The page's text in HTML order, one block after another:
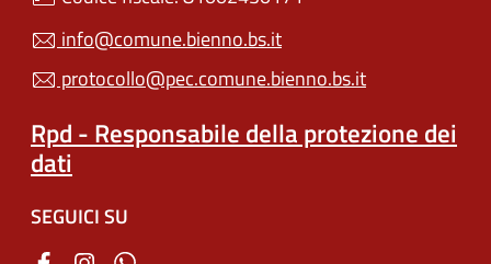
info@comune.bienno.bs.it
protocollo@pec.comune.bienno.bs.it
Rpd - Responsabile della protezione dei
dati
SEGUICI SU